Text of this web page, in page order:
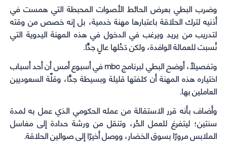
وضرب البطي بعرض الحائط الأصوات المحبطة التي همست في
أذنيه لترك الحلاقة باعتبارها مهنة خدمية، بل إنه خصص من وقته
لتدريب من يريد ويرغب في الدخول في هذه المهنة اليدوية التي
نُسبت للعمالة الوافدة، ولكن دَخْلها عالٍ جدًّا.
وتفصيلاً، أوضح البطي لبرنامج mbc في أسبوع أمس أن أحد أسباب
اختياره هذه المهنة أن كلفتها قليلة وبسيطة جدًّا، وقلَّة السعوديين
العاملين بها.
وأضاف بأنه قرر الاستقالة من عمله الحكومي الذي عمل به لمدة
سنتين؛ ليتفرغ للعمل الحُر، وتنقل من ورشة حدادة إلى مغاسل
الملابس مرورًا بسوق الخضار، ووصل أخيرًا إلى صوالين الحلاقة.